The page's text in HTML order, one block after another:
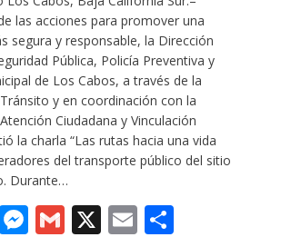
las acciones para promover una
segura y responsable, la Dirección
Pública, Policía Preventiva y
de Los Cabos, a través de la
y en coordinación con la
Ciudadana y Vinculación
la charla “Las rutas hacia una vida
del transporte público del sitio
Durante…
M G X E C